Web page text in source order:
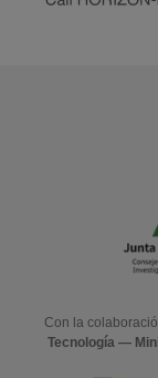
Con la
Tecnología —